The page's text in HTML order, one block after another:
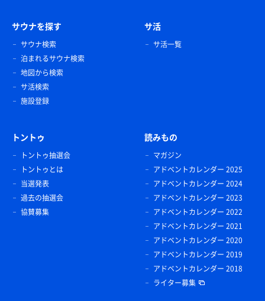
サウナを探す
サウナ検索
泊まれるサウナ検索
地図から検索
サ活検索
施設登録
サ活
サ活一覧
トントゥ
トントゥ抽選会
トントゥとは
当選発表
過去の抽選会
協賛募集
読みもの
マガジン
アドベントカレンダー 2025
アドベントカレンダー 2024
アドベントカレンダー 2023
アドベントカレンダー 2022
アドベントカレンダー 2021
アドベントカレンダー 2020
アドベントカレンダー 2019
アドベントカレンダー 2018
ライター募集